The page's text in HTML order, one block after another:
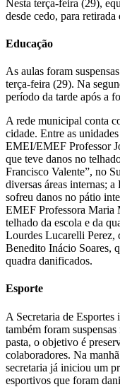
Nesta terça-feira (29),
desde cedo, para
Educação
As aulas foram
terça-feira (29). Na
período da tarde após a
A rede municipal conta
cidade. Entre as
EMEI/EMEF Professor
que teve danos no
Francisco Valente”, no
diversas áreas internas;
sofreu danos no pátio
EMEF Professora Maria
telhado da escola e da
Lourdes Lucarelli Perez,
Benedito Inácio Soares,
quadra danificados.
Esporte
A Secretaria de Esportes
também foram
pasta, o objetivo é
colaboradores. Na
secretaria já iniciou um
esportivos que foram